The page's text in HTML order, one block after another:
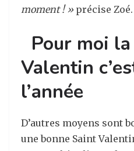
moment ! »précise Zoé.
Pour moi
Valentin
l’année
D’autres moyens sont
une bonne Saint